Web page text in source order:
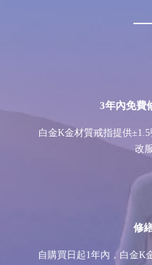
3年內免費
白金K金材質戒指提供
改
修
自購買日起1年內，白金K